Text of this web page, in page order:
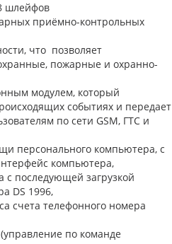
шлейфов
приёмно-контрольных
что позволяет
пожарные и охранно-
модулем, который
событиях и передает
по сети GSM, ГТС и
персонального компьютера, с
компьютера,
с последующей загрузкой
DS 1996,
счета телефонного номера
по команде